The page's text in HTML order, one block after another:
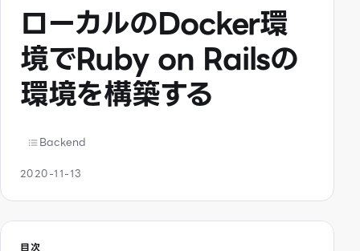
ローカルのDocker環
境でRuby on Railsの
環境を構築する
Backend
2020-11-13
目次